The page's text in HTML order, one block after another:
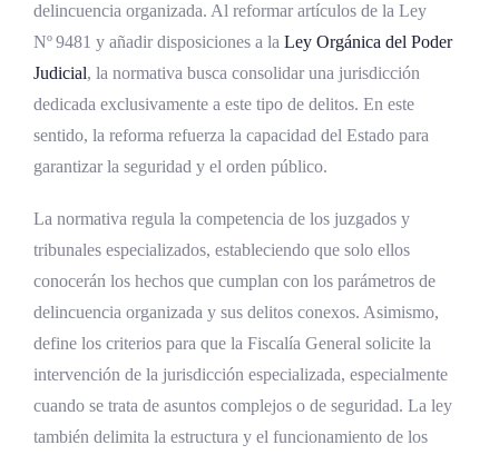
delincuencia organizada. Al reformar artículos de la Ley
Nº 9481 y añadir disposiciones a la Ley Orgánica del Poder
Judicial, la normativa busca consolidar una jurisdicción
dedicada exclusivamente a este tipo de delitos. En este
sentido, la reforma refuerza la capacidad del Estado para
garantizar la seguridad y el orden público.
La normativa regula la competencia de los juzgados y
tribunales especializados, estableciendo que solo ellos
conocerán los hechos que cumplan con los parámetros de
delincuencia organizada y sus delitos conexos. Asimismo,
define los criterios para que la Fiscalía General solicite la
intervención de la jurisdicción especializada, especialmente
cuando se trata de asuntos complejos o de seguridad. La ley
también delimita la estructura y el funcionamiento de los